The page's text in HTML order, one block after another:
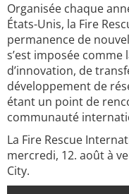
Organisée chaque
États-Unis, la Fire
permanence de
s’est imposée
d’innovation, de
développement de
étant un point de
communauté
La Fire Rescue
mercredi, 12. août à
City.